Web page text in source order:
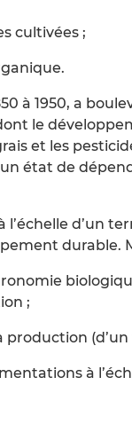
cultivées ;
à 1950, a
le
et les
état de
l’échelle d’un
durable.
;
à